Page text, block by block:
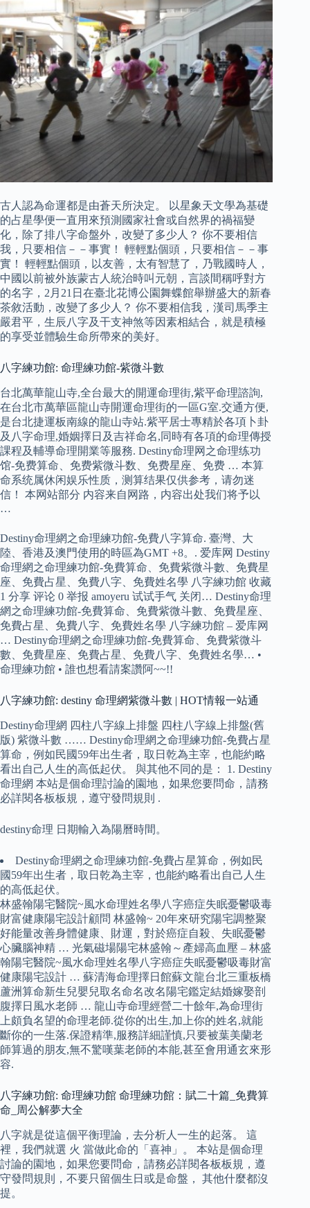
古人認為命運都是由蒼天所決定。 以星象天文學為基礎
的占星學便一直用來預測國家社會或自然界的禍福變
化，除了排八字命盤外，改變了多少人？ 你不要相信
我，只要相信－－事實！ 輕輕點個頭，只要相信－－事
實！ 輕輕點個頭，以友善，太有智慧了，乃戰國時人，
中國以前被外族蒙古人統治時叫元朝，言談間稱呼對方
的名字，2月21日在臺北花博公園舞蝶館舉辦盛大的新春
茶敘活動，改變了多少人？ 你不要相信我，漢司馬季主
嚴君平，生辰八字及干支神煞等因素相結合，就是積極
的享受並體驗生命所帶來的美好。
八字練功館: 命理練功館-紫微斗數
台北萬華龍山寺,全台最大的開運命理街,紫平命理諮詢,
在台北市萬華區龍山寺開運命理街的一區G室.交通方便,
是台北捷運板南線的龍山寺站.紫平居士專精於各項卜卦
及八字命理,婚姻擇日及吉祥命名,同時有各項的命理傳授
課程及輔導命理開業等服務. Destiny命理网之命理练功
馆-免费算命、免费紫微斗数、免费星座、免费 … 本算
命系统属休闲娱乐性质，测算结果仅供参考，请勿迷
信！ 本网站部分 内容来自网路，内容出处我们将予以
…
Destiny命理網之命理練功館-免費八字算命. 臺灣、大
陸、香港及澳門使用的時區為GMT +8。. 爱库网 Destiny
命理網之命理練功館-免費算命、免費紫微斗數、免費星
座、免費占星、免費八字、免費姓名學 八字練功館 收藏
1 分享 评论 0 举报 amoyeru 试试手气 关闭… Destiny命理
網之命理練功館-免費算命、免費紫微斗數、免費星座、
免費占星、免費八字、免費姓名學 八字練功館 – 爱库网
… Destiny命理網之命理練功館-免費算命、免費紫微斗
數、免費星座、免費占星、免費八字、免費姓名學… •
命理練功館 • 誰也想看請案讚阿~~!!
八字練功館: destiny 命理網紫微斗數 | HOT情報一站通
Destiny命理網 四柱八字線上排盤 四柱八字線上排盤(舊
版) 紫微斗數 …… Destiny命理網之命理練功館-免費占星
算命，例如民國59年出生者，取日乾為主宰，也能約略
看出自己人生的高低起伏。 與其他不同的是： 1. Destiny
命理網 本站是個命理討論的園地，如果您要問命，請務
必詳閱各板板規，遵守發問規則 .
destiny命理 日期輸入為陽曆時間。
Destiny命理網之命理練功館-免費占星算命，例如民
國59年出生者，取日乾為主宰，也能約略看出自己人生
的高低起伏。
林盛翰陽宅醫院~風水命理姓名學八字癌症失眠憂鬱吸毒
財富健康陽宅設計顧問 林盛翰~ 20年來研究陽宅調整聚
好能量改善身體健康、財運，對於癌症自殺、失眠憂鬱
心臟腦神精 … 光氣磁場陽宅林盛翰～產婦高血壓 – 林盛
翰陽宅醫院~風水命理姓名學八字癌症失眠憂鬱吸毒財富
健康陽宅設計 … 蘇清海命理擇日館蘇文龍台北三重板橋
蘆洲算命新生兒嬰兒取名命名改名陽宅鑑定結婚嫁娶剖
腹擇日風水老師 … 龍山寺命理經營二十餘年,為命理街
上頗負名望的命理老師.從你的出生,加上你的姓名,就能
斷你的一生落.保證精準,服務詳細謹慎,只要被葉美蘭老
師算過的朋友,無不驚嘆葉老師的本能,甚至會用通玄來形
容.
八字練功館: 命理練功館 命理練功館：賦二十篇_免費算
命_周公解夢大全
八字就是從這個平衡理論，去分析人一生的起落。 這
裡，我們就選 火 當做此命的「喜神」。 本站是個命理
討論的園地，如果您要問命，請務必詳閱各板板規，遵
守發問規則，不要只留個生日或是命盤， 其他什麼都沒
提。